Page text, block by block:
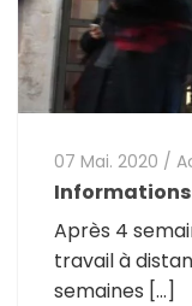
07 Mai. 2020 /
Informations
Après 4
travail à
semaines […]